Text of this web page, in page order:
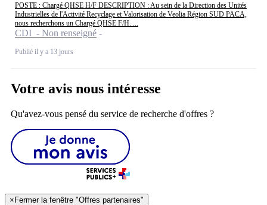
POSTE : Chargé QHSE H/F DESCRIPTION : Au sein de la Direction des Unités
Industrielles de l'Activité Recyclage et Valorisation de Veolia Région SUD PACA,
nous recherchons un Chargé QHSE F/H. ...
CDI - Non renseigné
Publié il y a 13 jours
Votre avis nous intéresse
Qu'avez-vous pensé du service de recherche d'offres ?
× Fermer la fenêtre "Offres partenaires"